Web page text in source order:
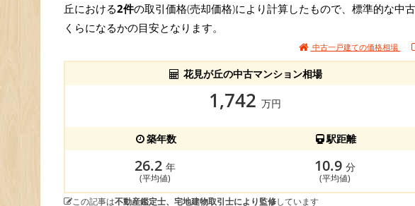
丘における2件の取引価格(売却価格)により計算したもので、標準的な中
くらになるかの目安となります。
中古一戸建ての価格相場
花見が丘の中古マンション相場
1,742 万円
築年数 駅距離
26.2 年
(平均値)
10.9 分
(平均値)
この記事は不動産鑑定士、宅地建物取引士により監修しています